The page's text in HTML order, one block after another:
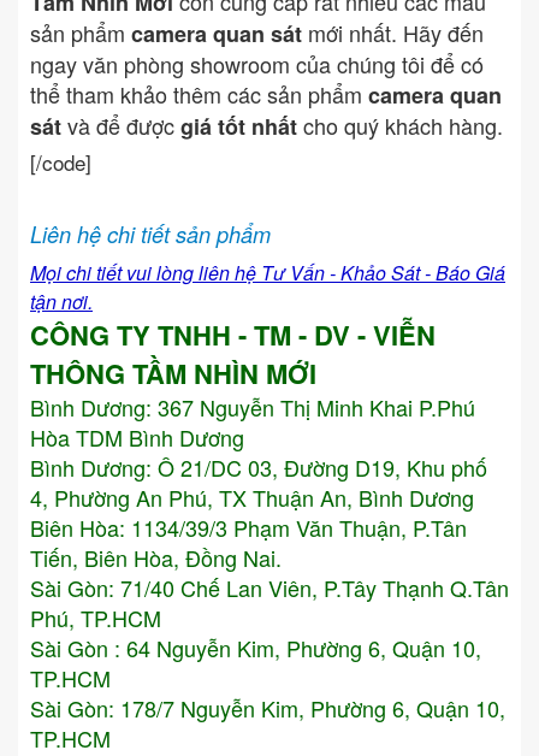
sản phẩm camera quan sát mới nhất. Hãy đến
ngay văn phòng showroom của chúng tôi để có
thể tham khảo thêm các sản phẩm camera quan
sátvà để đượcgiá tốt nhấtcho quý khách hàng.
[/code]
Liên hệ chi tiết sản phẩm
Mọi chi tiết vui lòng liên hệ Tư Vấn - Khảo Sát - Báo Giá
tận nơi.
CÔNG TY TNHH - TM - DV - VIỄN
THÔNG TẦM NHÌN MỚI
Bình Dương: 367 Nguyễn Thị Minh Khai P.Phú
Hòa TDM Bình Dương
Bình Dương: Ô 21/DC 03, Đường D19, Khu phố
4, Phường An Phú, TX Thuận An, Bình Dương
Biên Hòa: 1134/39/3 Phạm Văn Thuận, P.Tân
Tiến, Biên Hòa, Đồng Nai.
Sài Gòn: 71/40 Chế Lan Viên, P.Tây Thạnh Q.Tân
Phú, TP.HCM
Sài Gòn : 64 Nguyễn Kim, Phường 6, Quận 10,
TP.HCM
Sài Gòn: 178/7 Nguyễn Kim, Phường 6, Quận 10,
TP.HCM